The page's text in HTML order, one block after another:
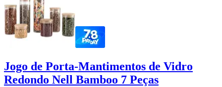
Jogo de Porta-Mantimentos de Vidro
Redondo Nell Bamboo 7 Peças